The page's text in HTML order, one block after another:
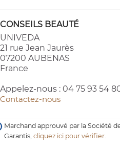
CONSEILS BEAUTÉ
UNIVEDA
21 rue Jean Jaurès
07200 AUBENAS
France
Appelez-nous : 04 75 93 54
Contactez-nous
Marchand approuvé par la Société
Garantis,cliquez ici pour vérifier.